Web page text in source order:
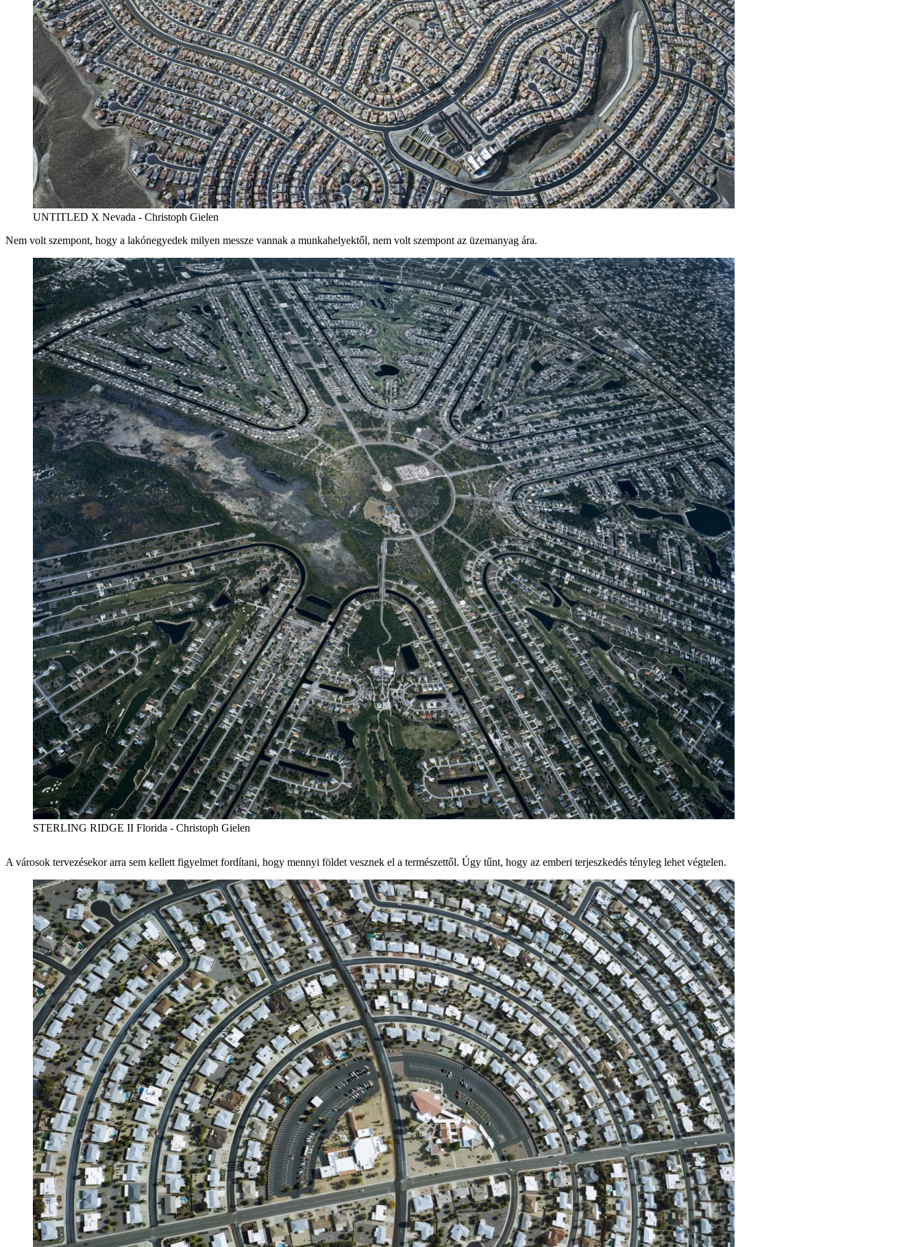
UNTITLED X Nevada - Christoph Gielen
Nem volt szempont, hogy a lakónegyedek milyen messze vannak a munkahelyektől, nem volt szempont az üzemanyag ára.
STERLING RIDGE II Florida - Christoph Gielen
A városok tervezésekor arra sem kellett figyelmet fordítani, hogy mennyi földet vesznek el a természettől. Úgy tűnt, hogy az emberi terjeszkedés tényleg lehet végtelen.